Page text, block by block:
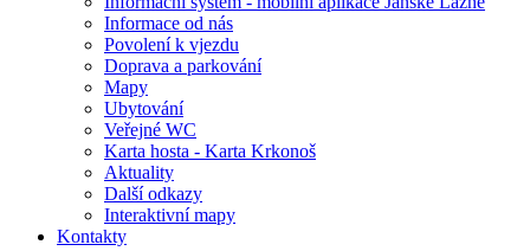
Informace od nás
Povolení k vjezdu
Doprava a parkování
Mapy
Ubytování
Veřejné WC
Karta hosta - Karta Krkonoš
Aktuality
Další odkazy
Interaktivní mapy
Kontakty